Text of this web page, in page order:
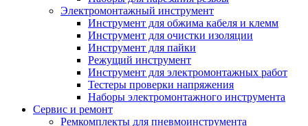
Электромонтажный инструмент
Инструмент для обжима кабеля и клемм
Инструмент для очистки изоляции
Инструмент для пайки
Режущий инструмент
Инструмент для электромонтажных работ
Тестеры проверки напряжения
Наборы электромонтажного инструмента
Сервис и ремонт
Ремкомплекты для пневмоинструмента